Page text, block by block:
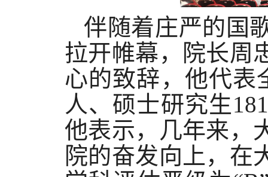
伴随着庄严的国
拉开帷幕，院长周
心的致辞，他代表
人、硕士研究生
他表示，几年来，
院的奋发向上，在